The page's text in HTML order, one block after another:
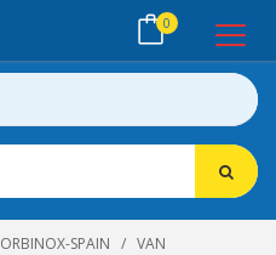
0
ORBINOX-SPAIN
VAN